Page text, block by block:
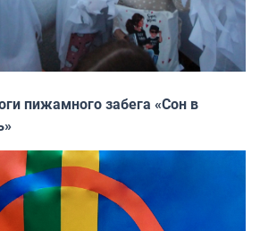
пижамного забега «Сон в